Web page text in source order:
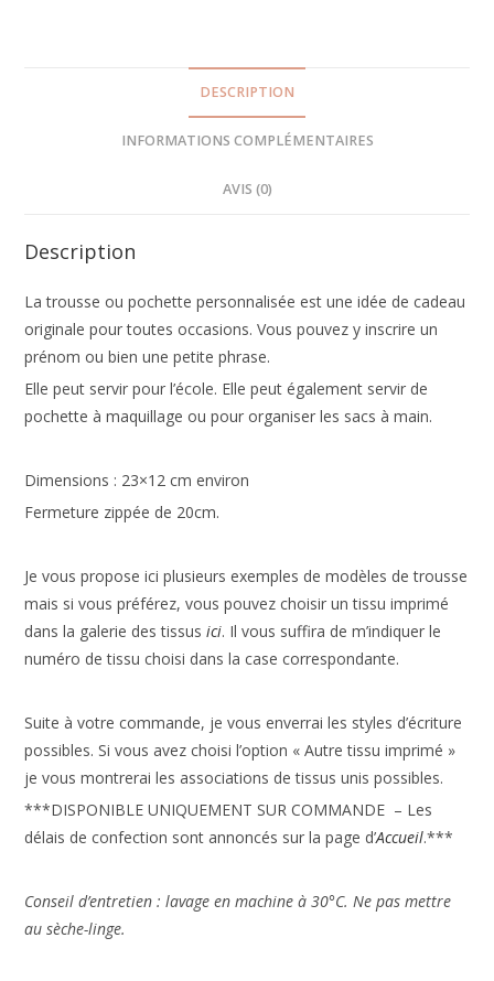
DESCRIPTION
INFORMATIONS COMPLÉMENTAIRES
AVIS (0)
Description
La trousse ou pochette personnalisée est une idée de cadeau
originale pour toutes occasions. Vous pouvez y inscrire un
prénom ou bien une petite phrase.
Elle peut servir pour l’école. Elle peut également servir de
pochette à maquillage ou pour organiser les sacs à main.
Dimensions : 23×12 cm environ
Fermeture zippée de 20cm.
Je vous propose ici plusieurs exemples de modèles de trousse
mais si vous préférez, vous pouvez choisir un tissu imprimé
dans la galerie des tissus ici. Il vous suffira de m’indiquer le
numéro de tissu choisi dans la case correspondante.
Suite à votre commande, je vous enverrai les styles d’écriture
possibles. Si vous avez choisi l’option « Autre tissu imprimé »
je vous montrerai les associations de tissus unis possibles.
***DISPONIBLE UNIQUEMENT SUR COMMANDE – Les
délais de confection sont annoncés sur la page d’Accueil.***
Conseil d’entretien : lavage en machine à 30°C. Ne pas mettre
au sèche-linge.